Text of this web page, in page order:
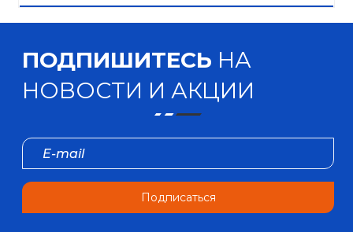
ПОДПИШИТЕСЬ НА
НОВОСТИ И АКЦИИ
Подписаться